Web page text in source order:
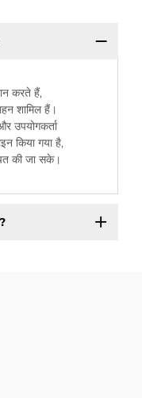
करते हैं,
शामिल हैं।
उपयोगकर्ता
किया गया है,
की जा सके।